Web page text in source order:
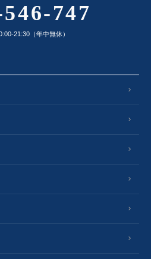
747
21:30（年中無休）